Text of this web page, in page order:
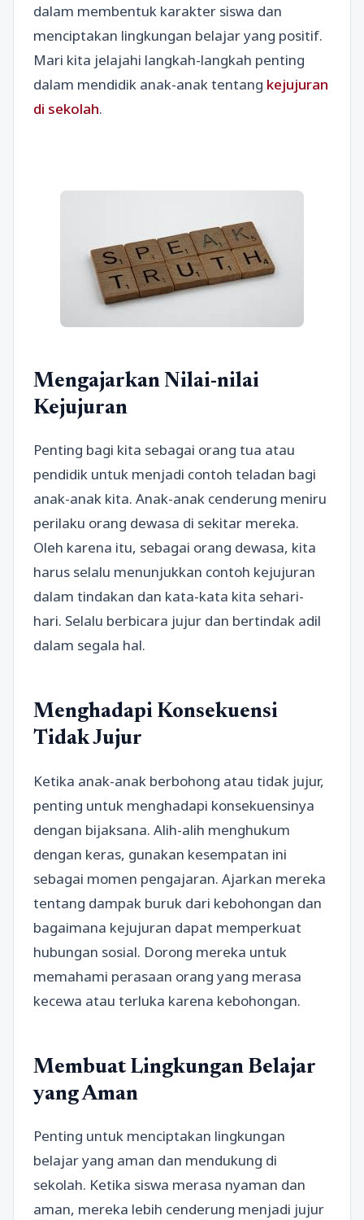
dalam membentuk karakter siswa dan
menciptakan lingkungan belajar yang positif.
Mari kita jelajahi langkah-langkah penting
dalam mendidik anak-anak tentang kejujuran
di sekolah.
Mengajarkan Nilai-nilai
Kejujuran
Penting bagi kita sebagai orang tua atau
pendidik untuk menjadi contoh teladan bagi
anak-anak kita. Anak-anak cenderung meniru
perilaku orang dewasa di sekitar mereka.
Oleh karena itu, sebagai orang dewasa, kita
harus selalu menunjukkan contoh kejujuran
dalam tindakan dan kata-kata kita sehari-
hari. Selalu berbicara jujur dan bertindak adil
dalam segala hal.
Menghadapi Konsekuensi
Tidak Jujur
Ketika anak-anak berbohong atau tidak jujur,
penting untuk menghadapi konsekuensinya
dengan bijaksana. Alih-alih menghukum
dengan keras, gunakan kesempatan ini
sebagai momen pengajaran. Ajarkan mereka
tentang dampak buruk dari kebohongan dan
bagaimana kejujuran dapat memperkuat
hubungan sosial. Dorong mereka untuk
memahami perasaan orang yang merasa
kecewa atau terluka karena kebohongan.
Membuat Lingkungan Belajar
yang Aman
Penting untuk menciptakan lingkungan
belajar yang aman dan mendukung di
sekolah. Ketika siswa merasa nyaman dan
aman, mereka lebih cenderung menjadi jujur